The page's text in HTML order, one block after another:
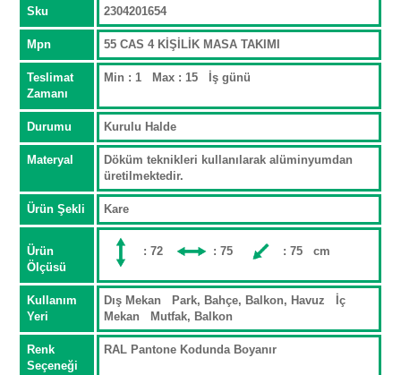
Sku 2304201654
Mpn 55 CAS 4 KİŞİLİK MASA TAKIMI
Teslimat
Zamanı
Min : 1 Max : 15 İş günü
Durumu Kurulu Halde
Materyal
Döküm teknikleri kullanılarak alüminyumdan
üretilmektedir.
Ürün Şekli Kare
Ürün
Ölçüsü
: 72 : 75 : 75 cm
Kullanım
Yeri
Dış Mekan Park, Bahçe, Balkon, Havuz İç
Mekan Mutfak, Balkon
Renk
Seçeneği
RAL Pantone Kodunda Boyanır